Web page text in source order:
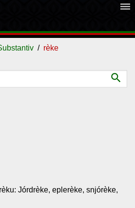
dehaze
rèke
search
Jórdrèke, eplerèke, snjórèke,